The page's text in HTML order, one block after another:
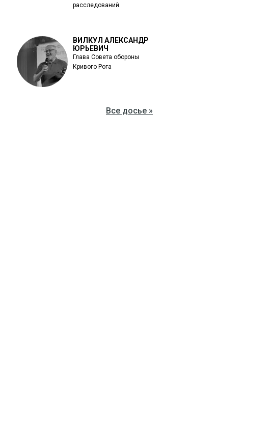
расследований.
ВИЛКУЛ АЛЕКСАНДР
ЮРЬЕВИЧ
Глава Совета обороны
Кривого Рога
Все досье »